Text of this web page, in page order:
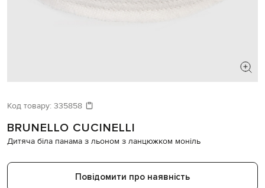
Код товару: 335858
BRUNELLO CUCINELLI
Дитяча біла панама з льоном з ланцюжком моніль
Повідомити про наявність